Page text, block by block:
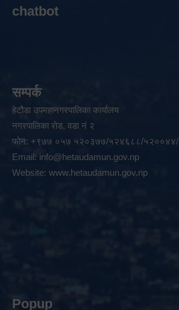
chatbot
सम्पर्क
हेटौडा उपमहानगरपालिका कार्यालय
नगरपालिका रोड, वडा नं २
फोन: +९७७ ०५७ ५२०३७७/५२४६८८/५२००४४/
Email: info@hetaudamun.gov.np
Website: www.hetaudamun.gov.np
Popup